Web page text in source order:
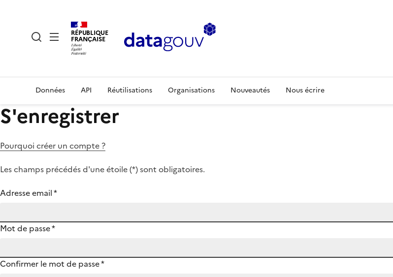
RÉPUBLIQUE
FRANÇAISE
Données API Réutilisations Organisations Nouveautés Nous écrire
S'enregistrer
Pourquoi créer un compte ?
Les champs précédés d'une étoile (*) sont obligatoires.
Adresse email*
Mot de passe*
Confirmer le mot de passe*